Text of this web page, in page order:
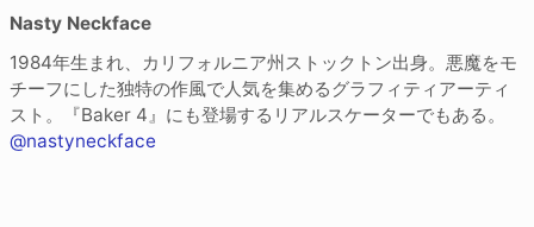
Nasty Neckface
1984年生まれ、カリフォルニア州ストックトン出身。悪魔をモ
チーフにした独特の作風で人気を集めるグラフィティアーティ
スト。『Baker 4』にも登場するリアルスケーターでもある。
@nastyneckface